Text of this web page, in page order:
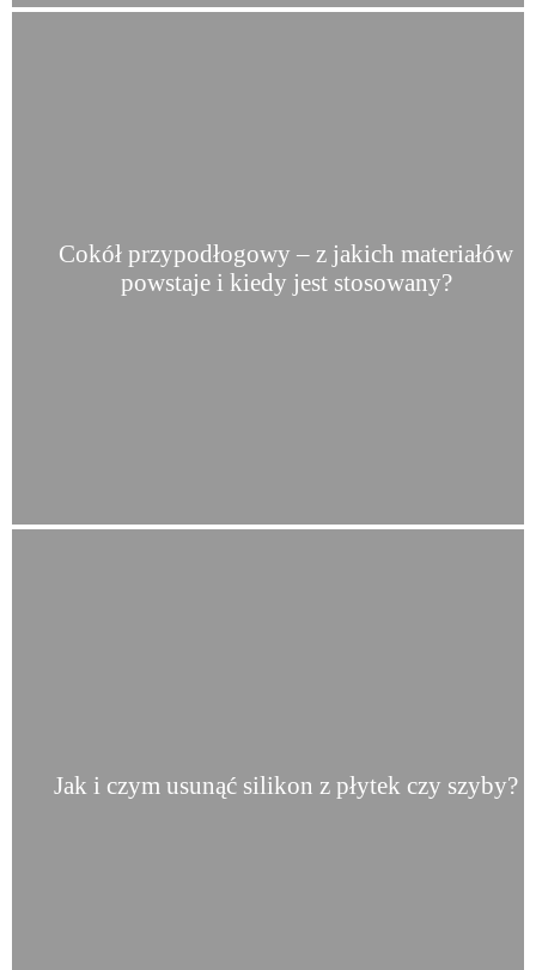
Cokół przypodłogowy – z jakich materiałów
powstaje i kiedy jest stosowany?
Jak i czym usunąć silikon z płytek czy szyby?